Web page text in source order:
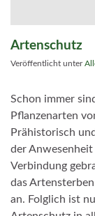
Artenschutz
Veröffentlicht unter
Schon immer
Pflanzenarten
Prähistorisch
der
Verbindung
das
an. Folglich ist